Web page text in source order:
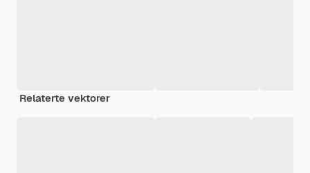
Relaterte vektorer